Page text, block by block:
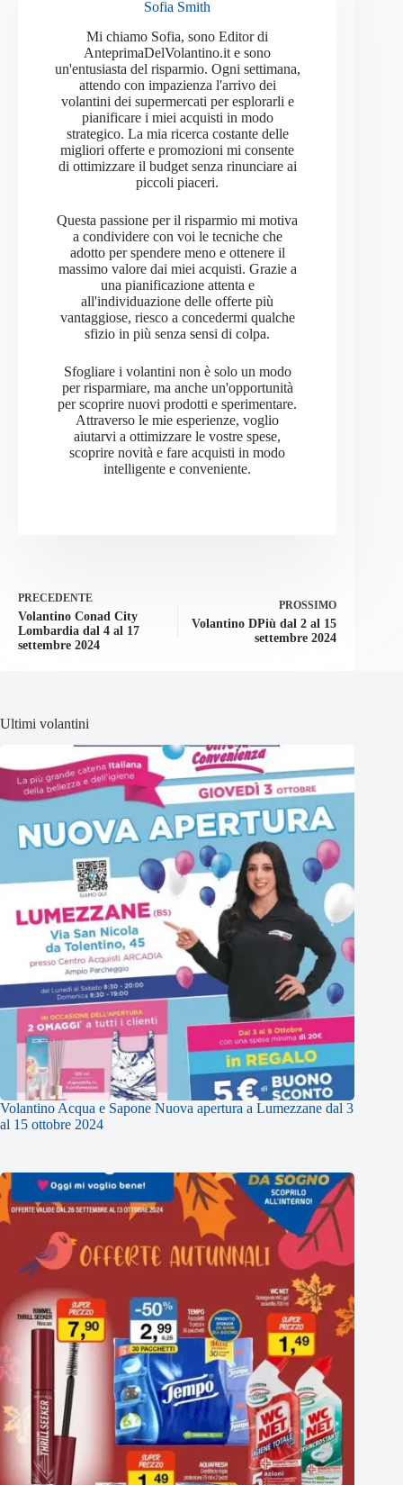
Sofia Smith
Mi chiamo Sofia, sono Editor di
AnteprimaDelVolantino.it e sono
un'entusiasta del risparmio. Ogni settimana,
attendo con impazienza l'arrivo dei
volantini dei supermercati per esplorarli e
pianificare i miei acquisti in modo
strategico. La mia ricerca costante delle
migliori offerte e promozioni mi consente
di ottimizzare il budget senza rinunciare ai
piccoli piaceri.
Questa passione per il risparmio mi motiva
a condividere con voi le tecniche che
adotto per spendere meno e ottenere il
massimo valore dai miei acquisti. Grazie a
una pianificazione attenta e
all'individuazione delle offerte più
vantaggiose, riesco a concedermi qualche
sfizio in più senza sensi di colpa.
Sfogliare i volantini non è solo un modo
per risparmiare, ma anche un'opportunità
per scoprire nuovi prodotti e sperimentare.
Attraverso le mie esperienze, voglio
aiutarvi a ottimizzare le vostre spese,
scoprire novità e fare acquisti in modo
intelligente e conveniente.
PRECEDENTE
Volantino Conad City
Lombardia dal 4 al 17
settembre 2024
PROSSIMO
Volantino DPiù dal 2 al 15
settembre 2024
Ultimi volantini
Volantino Acqua e Sapone Nuova apertura a Lumezzane dal 3
al 15 ottobre 2024